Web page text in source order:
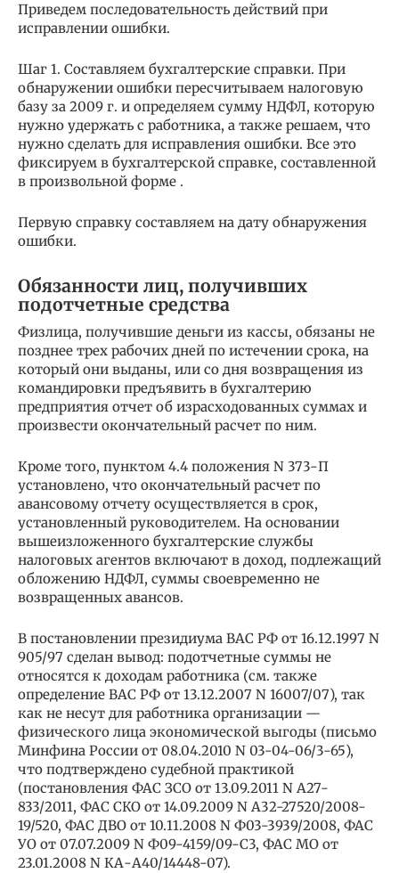
Приведем последовательность действий при
исправлении ошибки.
Шаг 1. Составляем бухгалтерские справки. При
обнаружении ошибки пересчитываем налоговую
базу за 2009 г. и определяем сумму НДФЛ, которую
нужно удержать с работника, а также решаем, что
нужно сделать для исправления ошибки. Все это
фиксируем в бухгалтерской справке, составленной
в произвольной форме .
Первую справку составляем на дату обнаружения
ошибки.
Обязанности лиц, получивших
подотчетные средства
Физлица, получившие деньги из кассы, обязаны не
позднее трех рабочих дней по истечении срока, на
который они выданы, или со дня возвращения из
командировки предъявить в бухгалтерию
предприятия отчет об израсходованных суммах и
произвести окончательный расчет по ним.
Кроме того, пунктом 4.4 положения N 373-П
установлено, что окончательный расчет по
авансовому отчету осуществляется в срок,
установленный руководителем. На основании
вышеизложенного бухгалтерские службы
налоговых агентов включают в доход, подлежащий
обложению НДФЛ, суммы своевременно не
возвращенных авансов.
В постановлении президиума ВАС РФ от 16.12.1997 N
905/97 сделан вывод: подотчетные суммы не
относятся к доходам работника (см. также
определение ВАС РФ от 13.12.2007 N 16007/07), так
как не несут для работника организации —
физического лица экономической выгоды (письмо
Минфина России от 08.04.2010 N 03-04-06/3-65),
что подтверждено судебной практикой
(постановления ФАС ЗСО от 13.09.2011 N А27-
833/2011, ФАС СКО от 14.09.2009 N А32-27520/2008-
19/520, ФАС ДВО от 10.11.2008 N Ф03-3939/2008, ФАС
УО от 07.07.2009 N Ф09-4159/09-С3, ФАС МО от
23.01.2008 N КА-А40/14448-07).